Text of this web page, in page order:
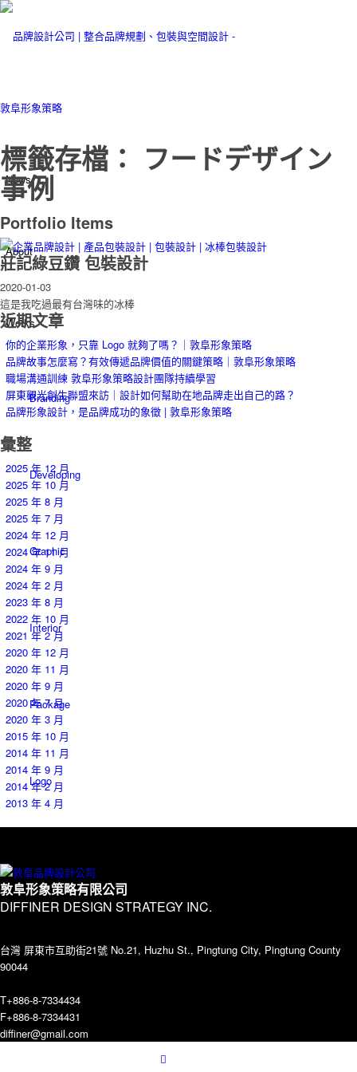
News
About
Works
Branding
Developing
Graphic
Interior
Package
Logo
Menu
標籤存檔： フードデザイン
事例
Portfolio Items
莊記綠豆鑽 包裝設計
2020-01-03
這是我吃過最有台灣味的冰棒
近期文章
你的企業形象，只靠 Logo 就夠了嗎？｜敦阜形象策略
品牌故事怎麼寫？有效傳遞品牌價值的關鍵策略｜敦阜形象策略
職場溝通訓練 敦阜形象策略設計團隊持續學習
屏東觀光創生聯盟來訪｜設計如何幫助在地品牌走出自己的路？
品牌形象設計，是品牌成功的象徵 | 敦阜形象策略
彙整
2025 年 12 月
2025 年 10 月
2025 年 8 月
2025 年 7 月
2024 年 12 月
2024 年 11 月
2024 年 9 月
2024 年 2 月
2023 年 8 月
2022 年 10 月
2021 年 2 月
2020 年 12 月
2020 年 11 月
2020 年 9 月
2020 年 7 月
2020 年 3 月
2015 年 10 月
2014 年 11 月
2014 年 9 月
2014 年 2 月
2013 年 4 月
敦阜形象策略有限公司
DIFFINER DESIGN STRATEGY INC.
台灣 屏東市互助街21號 No.21, Huzhu St., Pingtung City, Pingtung County
90044
T+886-8-7334434
F+886-8-7334431
diffiner@gmail.com